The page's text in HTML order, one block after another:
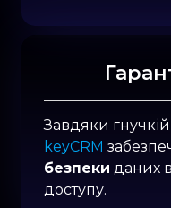
Завдяки
keyCRM
безпеки даних
доступу.